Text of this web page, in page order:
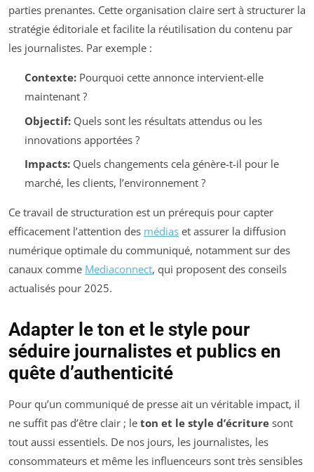
parties prenantes. Cette organisation claire sert à structurer la
stratégie éditoriale et facilite la réutilisation du contenu par
les journalistes. Par exemple :
Contexte:Pourquoi cette annonce intervient-elle
maintenant ?
Objectif:Quels sont les résultats attendus ou les
innovations apportées ?
Impacts:Quels changements cela génère-t-il pour le
marché, les clients, l’environnement ?
Ce travail de structuration est un prérequis pour capter
efficacement l’attention des médias et assurer la diffusion
numérique optimale du communiqué, notamment sur des
canaux comme Mediaconnect, qui proposent des conseils
actualisés pour 2025.
Adapter le ton et le style pour
séduire journalistes et publics en
quête d’authenticité
Pour qu’un communiqué de presse ait un véritable impact, il
ne suffit pas d’être clair ; le ton et le style d’écriture sont
tout aussi essentiels. De nos jours, les journalistes, les
consommateurs et même les influenceurs sont très sensibles